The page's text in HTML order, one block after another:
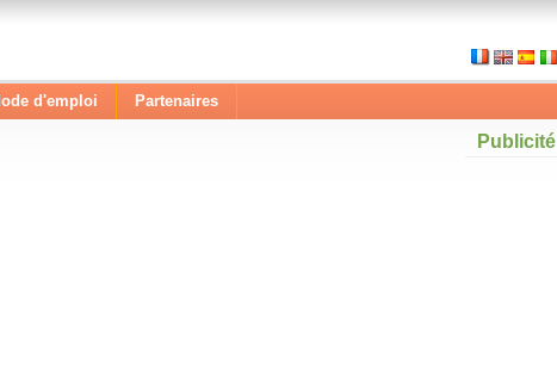
d'emploi Partenaires
Publicité